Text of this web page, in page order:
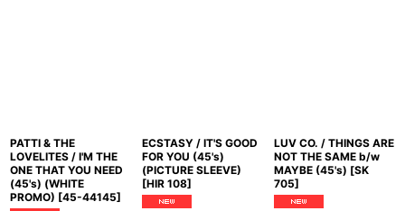
PATTI & THE
LOVELITES / I'M THE
ONE THAT YOU NEED
(45's) (WHITE
PROMO) [45-44145]
ECSTASY / IT'S GOOD
FOR YOU (45's)
(PICTURE SLEEVE)
[HIR 108]
LUV CO. / THINGS ARE
NOT THE SAME b/w
MAYBE (45's) [SK
705]